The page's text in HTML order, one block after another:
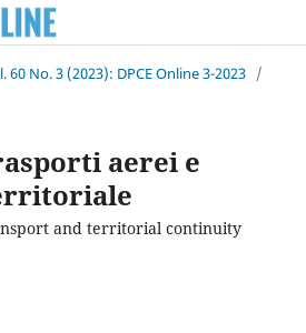
60 No. 3 (2023): DPCE Online 3-2023 /
aerei e
and territorial continuity